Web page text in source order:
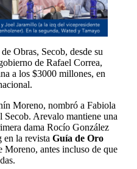
Obras, Secob, desde su
de Rafael Correa,
a los $3000 millones, en
Moreno, nombró a Fabiola
Arevalo mantiene una
dama Rocío González
en la revista Guía de Oro
Moreno, antes incluso de que